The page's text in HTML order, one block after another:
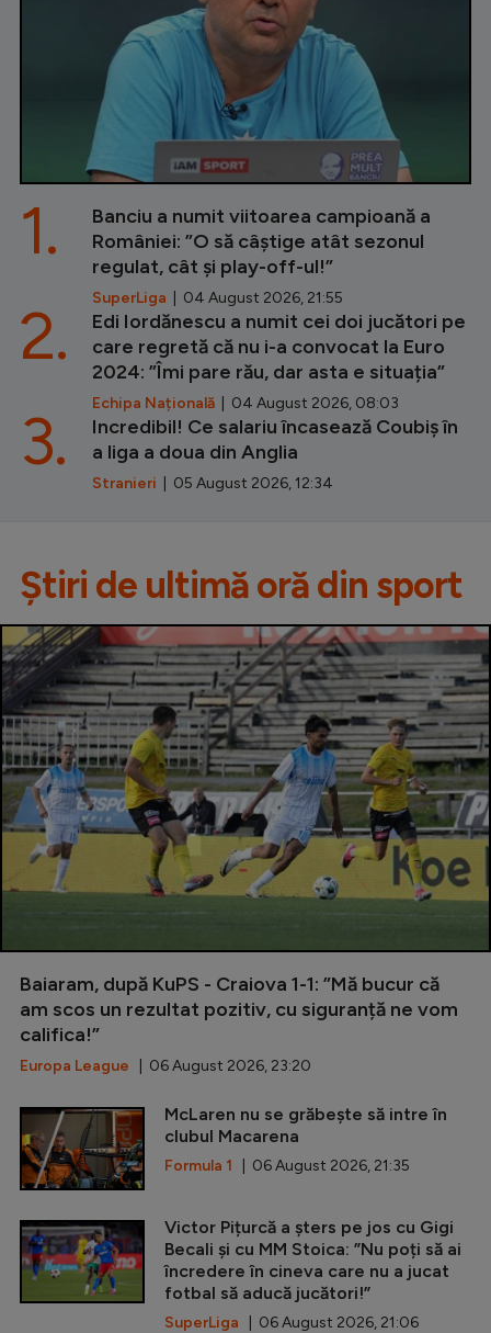
Banciu a numit viitoarea campioană a
României: ”O să câștige atât sezonul
regulat, cât și play-off-ul!”
SuperLiga | 04 August 2026, 21:55
1.
Edi Iordănescu a numit cei doi jucători pe
care regretă că nu i-a convocat la Euro
2024: ”Îmi pare rău, dar asta e situația”
Echipa Națională | 04 August 2026, 08:03
2.
Incredibil! Ce salariu încasează Coubiș în
a liga a doua din Anglia
Stranieri | 05 August 2026, 12:34
3.
Știri de ultimă oră din sport
Baiaram, după KuPS - Craiova 1-1: ”Mă bucur că
am scos un rezultat pozitiv, cu siguranță ne vom
califica!”
Europa League | 06 August 2026, 23:20
McLaren nu se grăbește să intre în
clubul Macarena
Formula 1 | 06 August 2026, 21:35
Victor Pițurcă a șters pe jos cu Gigi
Becali și cu MM Stoica: ”Nu poți să ai
încredere în cineva care nu a jucat
fotbal să aducă jucători!”
SuperLiga | 06 August 2026, 21:06